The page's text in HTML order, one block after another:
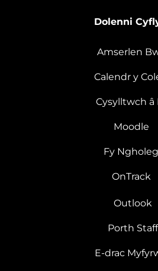
Dolenni
Amserlen
Calendr y
Cysylltwch â
Moodle
Fy Ngholeg
OnTrack
Outlook
Porth Staff
E-drac